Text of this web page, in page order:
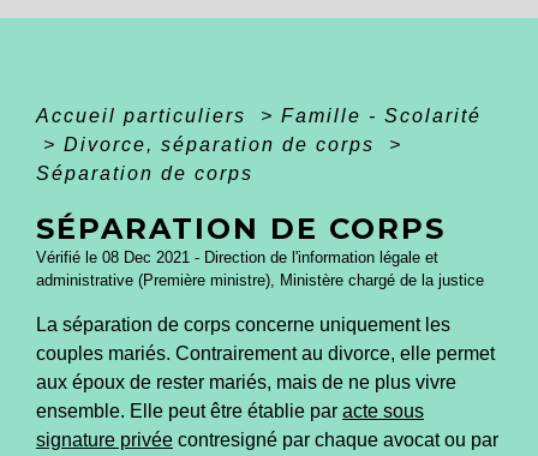
Accueil particuliers > Famille - Scolarité
> Divorce, séparation de corps
>
Séparation de corps
SÉPARATION DE CORPS
Vérifié le 08 Dec 2021 - Direction de l'information légale et
administrative (Première ministre), Ministère chargé de la justice
La séparation de corps concerne uniquement les
couples mariés. Contrairement au divorce, elle permet
aux époux de rester mariés, mais de ne plus vivre
ensemble. Elle peut être établie par acte sous
signature privée contresigné par chaque avocat ou par